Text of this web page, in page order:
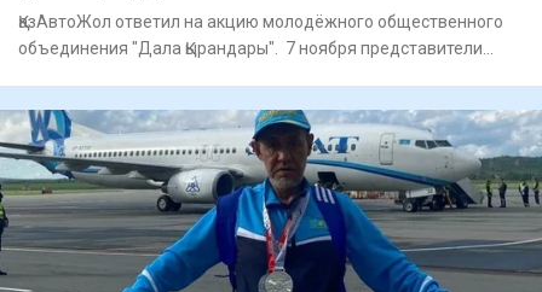
ҚазАвтоЖол ответил на акцию молодёжного общественного
объединения "Дала Қырандары". 7 ноября представители